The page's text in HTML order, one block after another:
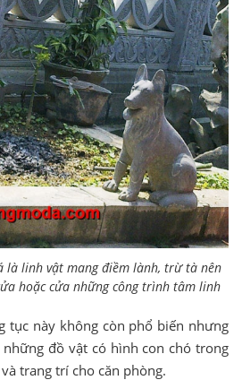
là linh vật mang điềm lành, trừ tà nên
hoặc cửa những công trình tâm linh
tục này không còn phổ biến nhưng
đồ vật có hình con chó trong
trang trí cho căn phòng.